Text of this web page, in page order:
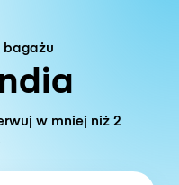
bagażu
w mniej niż 2